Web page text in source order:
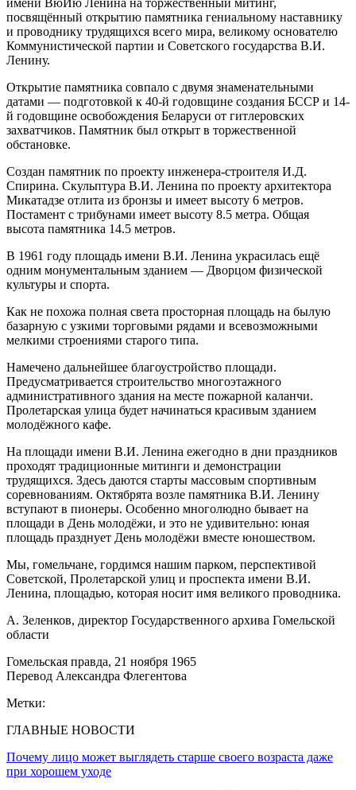
посвящённый открытию памятника гениальному наставнику
и проводнику трудящихся всего мира, великому основателю
Коммунистической партии и Советского государства В.И.
Ленину.
Открытие памятника совпало с двумя знаменательными
датами — подготовкой к 40-й годовщине создания БССР и 14-
й годовщине освобождения Беларуси от гитлеровских
захватчиков. Памятник был открыт в торжественной
обстановке.
Создан памятник по проекту инженера-строителя И.Д.
Спирина. Скульптура В.И. Ленина по проекту архитектора
Микатадзе отлита из бронзы и имеет высоту 6 метров.
Постамент с трибунами имеет высоту 8.5 метра. Общая
высота памятника 14.5 метров.
В 1961 году площадь имени В.И. Ленина украсилась ещё
одним монументальным зданием — Дворцом физической
культуры и спорта.
Как не похожа полная света просторная площадь на былую
базарную с узкими торговыми рядами и всевозможными
мелкими строениями старого типа.
Намечено дальнейшее благоустройство площади.
Предусматривается строительство многоэтажного
административного здания на месте пожарной каланчи.
Пролетарская улица будет начинаться красивым зданием
молодёжного кафе.
На площади имени В.И. Ленина ежегодно в дни праздников
проходят традиционные митинги и демонстрации
трудящихся. Здесь даются старты массовым спортивным
соревнованиям. Октябрята возле памятника В.И. Ленину
вступают в пионеры. Особенно многолюдно бывает на
площади в День молодёжи, и это не удивительно: юная
площадь празднует День молодёжи вместе юношеством.
Мы, гомельчане, гордимся нашим парком, перспективой
Советской, Пролетарской улиц и проспекта имени В.И.
Ленина, площадью, которая носит имя великого проводника.
А. Зеленков, директор Государственного архива Гомельской
области
Гомельская правда, 21 ноября 1965
Перевод Александра Флегентова
Метки:
ГЛАВНЫЕ НОВОСТИ
Почему лицо может выглядеть старше своего возраста даже
при хорошем уходе